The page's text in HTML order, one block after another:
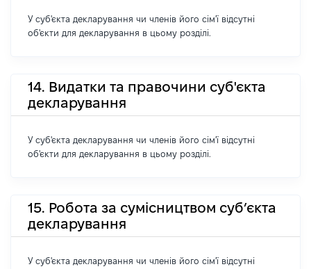
У суб'єкта декларування чи членів його сім'ї відсутні
об'єкти для декларування в цьому розділі.
14. Видатки та правочини суб'єкта
декларування
У суб'єкта декларування чи членів його сім'ї відсутні
об'єкти для декларування в цьому розділі.
15. Робота за сумісництвом суб’єкта
декларування
У суб'єкта декларування чи членів його сім'ї відсутні